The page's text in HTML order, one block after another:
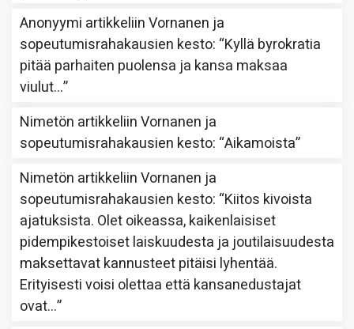
Anonyymi artikkeliinVornanen ja
sopeutumisrahakausien kesto: “Kyllä byrokratia
pitää parhaiten puolensa ja kansa maksaa
viulut…”
Nimetön artikkeliinVornanen ja
sopeutumisrahakausien kesto: “Aikamoista”
Nimetön artikkeliinVornanen ja
sopeutumisrahakausien kesto: “Kiitos kivoista
ajatuksista. Olet oikeassa, kaikenlaisiset
pidempikestoiset laiskuudesta ja joutilaisuudesta
maksettavat kannusteet pitäisi lyhentää.
Erityisesti voisi olettaa että kansanedustajat
ovat…”